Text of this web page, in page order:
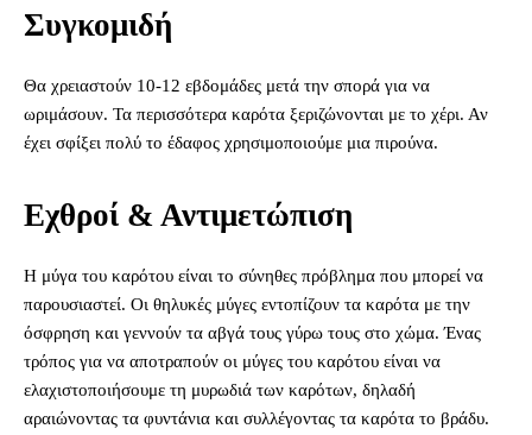
Συγκομιδή
Θα χρειαστούν 10-12 εβδομάδες μετά την σπορά για να
ωριμάσουν. Τα περισσότερα καρότα ξεριζώνονται με το χέρι. Αν
έχει σφίξει πολύ το έδαφος χρησιμοποιούμε μια πιρούνα.
Εχθροί & Αντιμετώπιση
Η μύγα του καρότου είναι το σύνηθες πρόβλημα που μπορεί να
παρουσιαστεί. Οι θηλυκές μύγες εντοπίζουν τα καρότα με την
όσφρηση και γεννούν τα αβγά τους γύρω τους στο χώμα. Ένας
τρόπος για να αποτραπούν οι μύγες του καρότου είναι να
ελαχιστοποιήσουμε τη μυρωδιά των καρότων, δηλαδή
αραιώνοντας τα φυντάνια και συλλέγοντας τα καρότα το βράδυ.